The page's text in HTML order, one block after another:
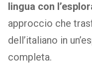
lingua con
approccio che
dell’italiano in
completa.